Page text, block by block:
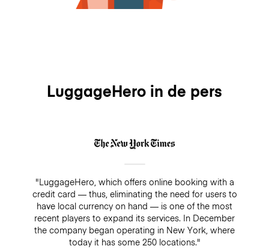
LuggageHero in de pers
"LuggageHero, which offers online booking with a
credit card — thus, eliminating the need for users to
have local currency on hand — is one of the most
recent players to expand its services. In December
the company began operating in New York, where
today it has some 250 locations."